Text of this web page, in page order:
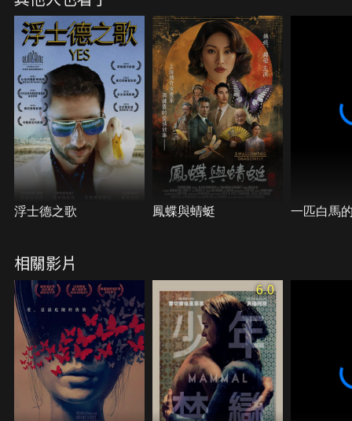
戀慕更為沉迷，秀漸感不安。花被逼下嫁富戶大雄
後，竟向丈夫提出離婚，逃回母家。而秀自婚後已逐
漸適應婚姻生活，對丈夫阿光（郭晉安）產生情愫，
表現日趨親暱。光申請外調特區工作獲准，擬偕秀同
行；花竟欲刺死秀然後自殺，下手之際忽聞秀已有身
孕，花竟決定…
浮士德之歌 鳳蝶與蜻蜓 一匹白馬
相關影片
6.0